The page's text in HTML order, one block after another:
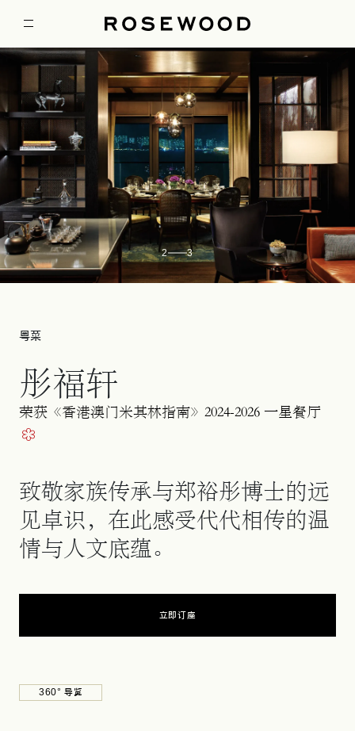
2 3
粤菜
彤福轩
荣获《香港澳门米其林指南》2024-2026 一星餐厅
致敬家族传承与郑裕彤博士的远
见卓识，在此感受代代相传的温
情与人文底蕴。
立即订座
在新标签页中打开
360° 导览
在新标签页中打开